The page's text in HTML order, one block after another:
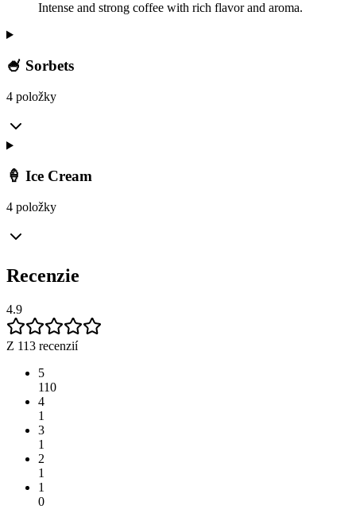
Intense and strong coffee with rich flavor and aroma.
🍧 Sorbets
4 položky
🍦 Ice Cream
4 položky
Recenzie
4.9
Z 113 recenzií
5
110
4
1
3
1
2
1
1
0